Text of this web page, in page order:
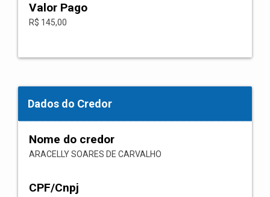
Valor Pago
R$ 145,00
Dados do Credor
Nome do credor
ARACELLY SOARES DE CARVALHO
CPF/Cnpj